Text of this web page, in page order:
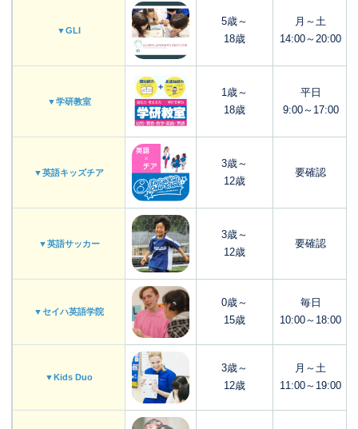
▼GLI
5歳～
18歳
月～土
14:00～20:00
▼学研教室
1歳～
18歳
平日
9:00～17:00
▼英語キッズチア
3歳～
12歳
要確認
▼英語サッカー
3歳～
12歳
要確認
▼セイハ英語学院
0歳～
15歳
毎日
10:00～18:00
▼Kids Duo
3歳～
12歳
月～土
11:00～19:00